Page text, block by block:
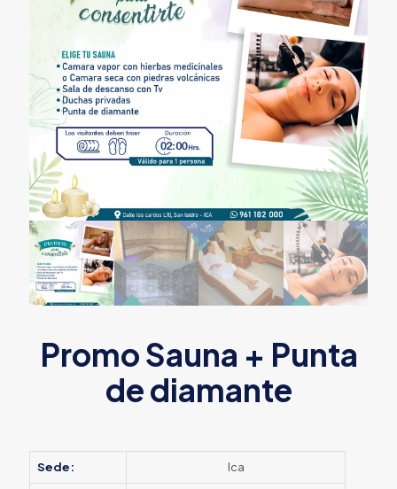
Promo Sauna + Punta
de diamante
Sede: Ica